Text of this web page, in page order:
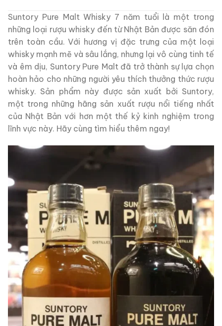
Suntory Pure Malt Whisky 7 năm tuổi là một trong
những loại rượu whisky đến từ Nhật Bản được săn đón
trên toàn cầu. Với hương vị đặc trưng của một loại
whisky mạnh mẽ và sâu lắng, nhưng lại vô cùng tinh tế
và êm dịu, Suntory Pure Malt đã trở thành sự lựa chọn
hoàn hảo cho những người yêu thích thưởng thức rượu
whisky. Sản phẩm này được sản xuất bởi Suntory,
một trong những hãng sản xuất rượu nổi tiếng nhất
của Nhật Bản với hơn một thế kỷ kinh nghiệm trong
lĩnh vực này. Hãy cùng tìm hiểu thêm ngay!